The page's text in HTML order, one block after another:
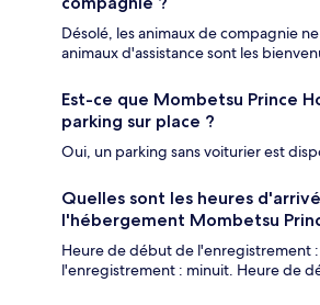
Désolé, les animaux de compagnie
animaux d'assistance sont les
Est-ce que Mombetsu Prince
parking sur place ?
Oui, un parking sans voiturier est
Quelles sont les heures
l'hébergement Mombetsu
Heure de début de l'enregistrement
l'enregistrement : minuit. Heure de